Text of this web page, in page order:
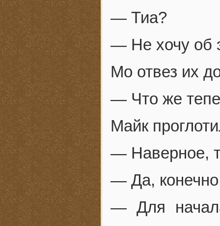
— Тиа?
— Не хочу об
Мо отвез их
— Что же
Майк
— Наверное,
— Да,
— Для